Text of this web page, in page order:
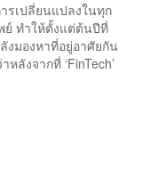
รเปลี่ยนแปลงในทุก
ย์ ทำให้ตั้งแต่ต้นปีที่
งมองหาที่อยู่อาศัยกัน
งจากที่ ‘FinTech’